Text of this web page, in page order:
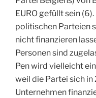
EURO gefüllt sein
politischen Parteien
nicht finanzieren
Personen sind
Pen wird vielleicht
weil die Partei sich
Unternehmen